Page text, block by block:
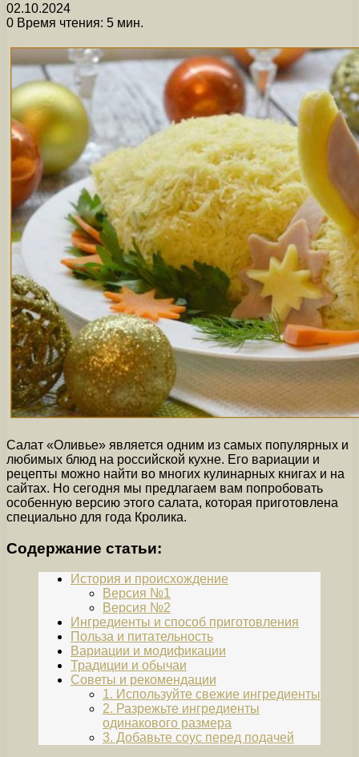
02.10.2024
0 Время чтения: 5 мин.
Салат «Оливье» является одним из самых популярных и
любимых блюд на российской кухне. Его вариации и
рецепты можно найти во многих кулинарных книгах и на
сайтах. Но сегодня мы предлагаем вам попробовать
особенную версию этого салата, которая приготовлена
специально для года Кролика.
Содержание статьи:
История и происхождение
Версия №1
Версия №2
Ингредиенты и способ приготовления
Польза и питательность
Вариации и модификации
Традиции и обычаи
Советы и рекомендации
1. Используйте свежие ингредиенты
2. Разрежьте ингредиенты
одинакового размера
3. Добавьте соус перед подачей